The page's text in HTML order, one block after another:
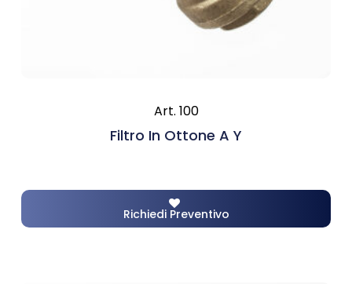
Art. 100
Filtro In Ottone A Y
Richiedi Preventivo